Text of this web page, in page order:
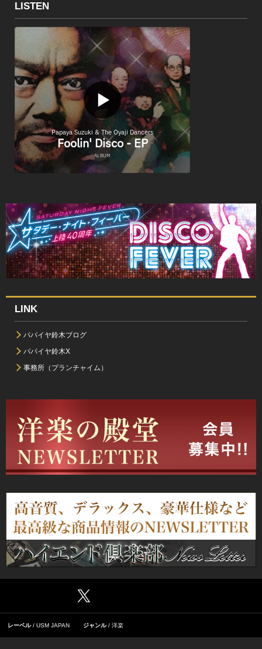
LISTEN
LINK
パパイヤ鈴木ブログ
パパイヤ鈴木X
事務所（プランチャイム）
レーベル USM JAPAN ジャンル 洋楽